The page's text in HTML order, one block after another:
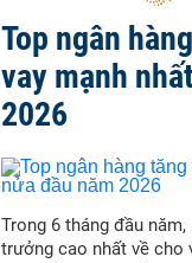
Top ngân
vay mạnh
2026
Trong 6 tháng đầu
trưởng cao nhất về cho